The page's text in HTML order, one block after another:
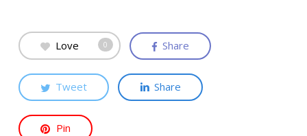
Love 0 Share
Tweet Share
Pin